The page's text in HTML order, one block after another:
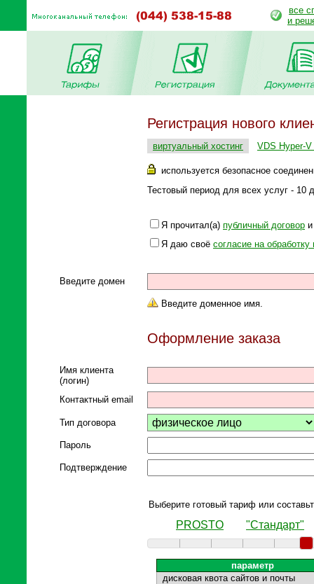
все
и
Регистрация нового
виртуальный хостинг VDS Hyper-
используется безопасное
Тестовый период для всех услуг - 10
Я прочитал(а) публичный договор
Я даю своё согласие на
Введите домен
Введите доменное имя.
Оформление заказа
Имя клиента
(логин)
Контактный email
Тип договора
Пароль
Подтверждение
Выберите готовый тариф или
PROSTO "Стандарт"
параметр
дисковая квота сайтов и почты